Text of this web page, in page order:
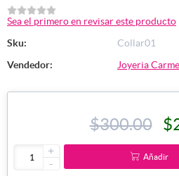
Sea el primero en revisar este producto
Sku:
Collar01
Vendedor:
Joyeria
$300.00
+
-
Añadir